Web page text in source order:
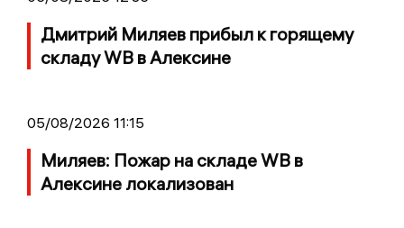
Дмитрий Миляев прибыл к горящему
складу WB в Алексине
05/08/2026 11:15
Миляев: Пожар на складе WB в
Алексине локализован